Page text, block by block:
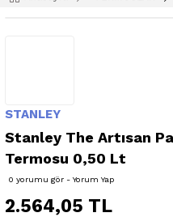
STANLEY
Stanley The Artısan
Termosu 0,50 Lt
0 yorumu gör - Yorum Yap
2.564,05 TL